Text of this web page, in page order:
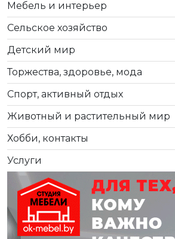
Мебель и интерьер
Сельское хозяйство
Детский мир
Торжества, здоровье, мода
Спорт, активный отдых
Животный и растительный мир
Хобби, контакты
Услуги